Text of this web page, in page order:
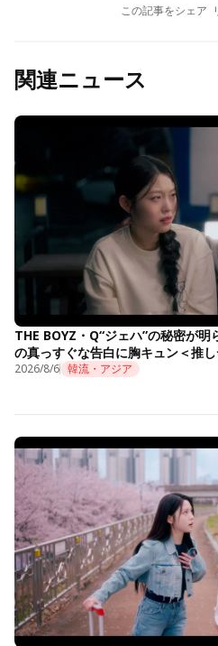
この記事をシェア
関連ニュース
THE BOYZ・Q“ジェハ”の秘密が
の真っすぐな告白に胸キュン＜推
2026/8/6 韓流・アジア